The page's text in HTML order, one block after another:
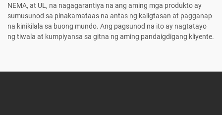
NEMA, at UL, na nagagarantiya na ang aming mga produkto ay
sumusunod sa pinakamataas na antas ng kaligtasan at pagganap
na kinikilala sa buong mundo. Ang pagsunod na ito ay nagtatayo
ng tiwala at kumpiyansa sa gitna ng aming pandaigdigang kliyente.